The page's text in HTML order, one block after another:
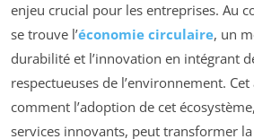
enjeu crucial pour les entreprises. Au
se trouve l’économie circulaire, un
durabilité et l’innovation en intégrant
respectueuses de l’environnement.
comment l’adoption de cet
services innovants, peut transformer